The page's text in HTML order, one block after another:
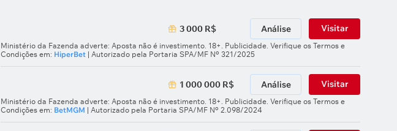
3 000 R$ Análise Visitar
Ministério da Fazenda adverte: Aposta não é investimento. 18+. Publicidade. Verifique os Termos e
Condições em: HiperBet | Autorizado pela Portaria SPA/MF Nº 321/2025
1 000 000 R$ Análise Visitar
Ministério da Fazenda adverte: Aposta não é investimento. 18+. Publicidade. Verifique os Termos e
Condições em: BetMGM | Autorizado pela Portaria SPA/MF Nº 2.098/2024